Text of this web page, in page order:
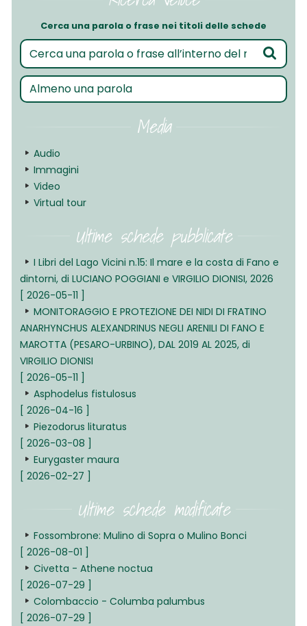
Cerca una parola o frase nei titoli delle schede
Media
Audio
Immagini
Video
Virtual tour
Ultime schede pubblicate
I Libri del Lago Vicini n.15: Il mare e la costa di Fano e
dintorni, di LUCIANO POGGIANI e VIRGILIO DIONISI, 2026
[ 2026-05-11 ]
MONITORAGGIO E PROTEZIONE DEI NIDI DI FRATINO
ANARHYNCHUS ALEXANDRINUS NEGLI ARENILI DI FANO E
MAROTTA (PESARO-URBINO), DAL 2019 AL 2025, di
VIRGILIO DIONISI
[ 2026-05-11 ]
Asphodelus fistulosus
[ 2026-04-16 ]
Piezodorus lituratus
[ 2026-03-08 ]
Eurygaster maura
[ 2026-02-27 ]
Ultime schede modificate
Fossombrone: Mulino di Sopra o Mulino Bonci
[ 2026-08-01 ]
Civetta - Athene noctua
[ 2026-07-29 ]
Colombaccio - Columba palumbus
[ 2026-07-29 ]